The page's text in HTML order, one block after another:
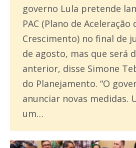
governo Lula pretende
PAC (Plano de Aceleração
Crescimento) no final de
de agosto, mas que será
anterior, disse Simone
do Planejamento. “O
anunciar novas medidas.
um…